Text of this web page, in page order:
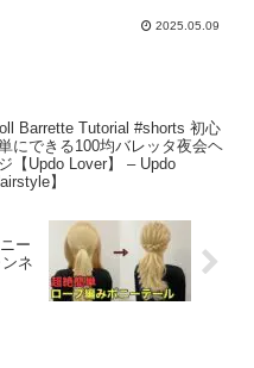
2025.05.09
Barrette Tutorial #shorts 初心
にできる100均バレッタ夜会ヘ
【Updo Lover】 – Updo
】
ー
ネ